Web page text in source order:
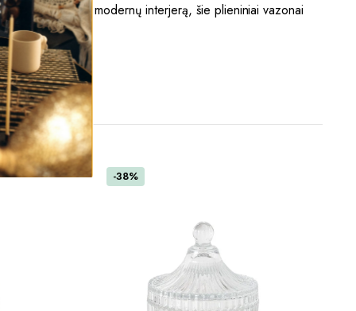
sukurti jaukų ir modernų interjerą, šie plieniniai vazonai
-38%